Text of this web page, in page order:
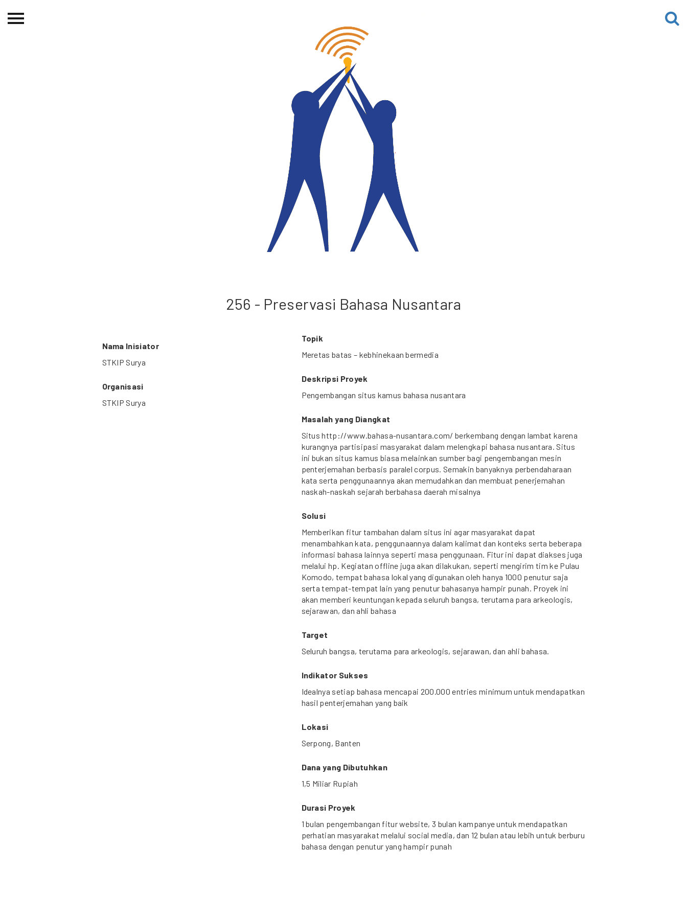
Beranda
256 - Preservasi Bahasa Nusantara
Nama Inisiator
STKIP Surya
Organisasi
STKIP Surya
Topik
Meretas batas – kebhinekaan bermedia
Deskripsi Proyek
Pengembangan situs kamus bahasa nusantara
Masalah yang Diangkat
Situs http://www.bahasa-nusantara.com/ berkembang dengan lambat karena
kurangnya partisipasi masyarakat dalam melengkapi bahasa nusantara. Situs
ini bukan situs kamus biasa melainkan sumber bagi pengembangan mesin
penterjemahan berbasis paralel corpus. Semakin banyaknya perbendaharaan
kata serta penggunaannya akan memudahkan dan membuat penerjemahan
naskah-naskah sejarah berbahasa daerah misalnya
Solusi
Memberikan fitur tambahan dalam situs ini agar masyarakat dapat
menambahkan kata, penggunaannya dalam kalimat dan konteks serta beberapa
informasi bahasa lainnya seperti masa penggunaan. Fitur ini dapat diakses juga
melalui hp. Kegiatan offline juga akan dilakukan, seperti mengirim tim ke Pulau
Komodo, tempat bahasa lokal yang digunakan oleh hanya 1000 penutur saja
serta tempat-tempat lain yang penutur bahasanya hampir punah. Proyek ini
akan memberi keuntungan kepada seluruh bangsa, terutama para arkeologis,
sejarawan, dan ahli bahasa
Target
Seluruh bangsa, terutama para arkeologis, sejarawan, dan ahli bahasa.
Indikator Sukses
Idealnya setiap bahasa mencapai 200.000 entries minimum untuk mendapatkan
hasil penterjemahan yang baik
Lokasi
Serpong, Banten
Dana yang Dibutuhkan
1,5 Miliar Rupiah
Durasi Proyek
1 bulan pengembangan fitur website, 3 bulan kampanye untuk mendapatkan
perhatian masyarakat melalui social media, dan 12 bulan atau lebih untuk berburu
bahasa dengan penutur yang hampir punah